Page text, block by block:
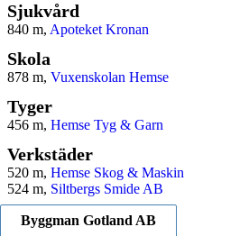
Sjukvård
840 m, Apoteket Kronan
Skola
878 m, Vuxenskolan Hemse
Tyger
456 m, Hemse Tyg & Garn
Verkstäder
520 m, Hemse Skog & Maskin
524 m, Siltbergs Smide AB
Byggman Gotland AB